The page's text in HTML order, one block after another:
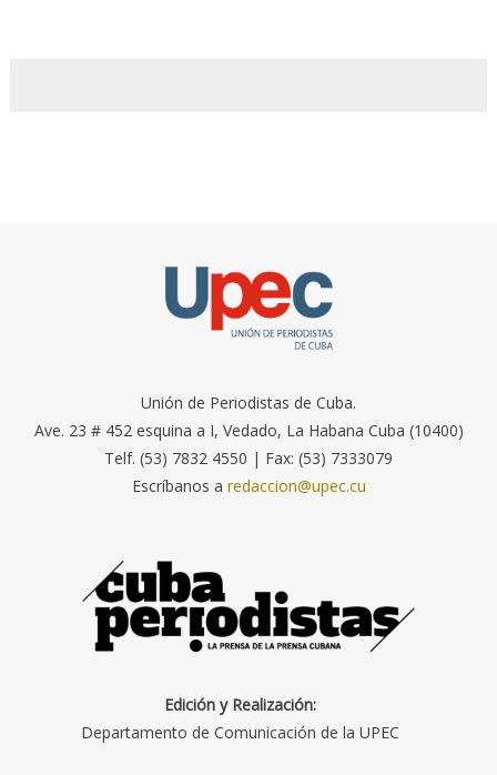
Unión de Periodistas de Cuba.
Ave. 23 # 452 esquina a I, Vedado, La Habana Cuba (10400)
Telf. (53) 7832 4550 | Fax: (53) 7333079
Escríbanos a redaccion@upec.cu
Edición y Realización:
Departamento de Comunicación de la UPEC